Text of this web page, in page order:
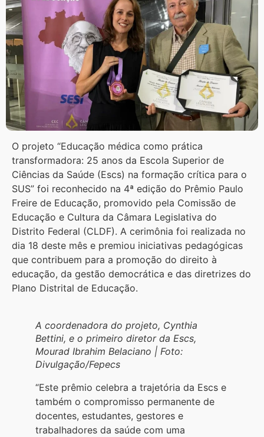
O projeto “Educação médica como prática
transformadora: 25 anos da Escola Superior de
Ciências da Saúde (Escs) na formação crítica para o
SUS” foi reconhecido na 4ª edição do Prêmio Paulo
Freire de Educação, promovido pela Comissão de
Educação e Cultura da Câmara Legislativa do
Distrito Federal (CLDF). A cerimônia foi realizada no
dia 18 deste mês e premiou iniciativas pedagógicas
que contribuem para a promoção do direito à
educação, da gestão democrática e das diretrizes do
Plano Distrital de Educação.
A coordenadora do projeto, Cynthia
Bettini, e o primeiro diretor da Escs,
Mourad Ibrahim Belaciano | Foto:
Divulgação/Fepecs
“Este prêmio celebra a trajetória da Escs e
também o compromisso permanente de
docentes, estudantes, gestores e
trabalhadores da saúde com uma